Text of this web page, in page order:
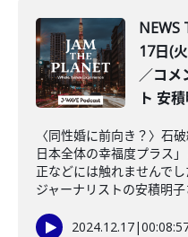
NEWS
17日(
／コメ
ト 安積
〈同性婚に前向き？〉石
日本全体の幸福度プラス
正などには触れませんで
ジャーナリストの安積明子
2024.12.17|